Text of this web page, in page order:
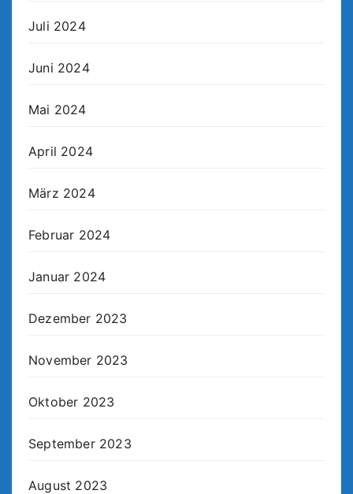
Juli 2024
Juni 2024
Mai 2024
April 2024
März 2024
Februar 2024
Januar 2024
Dezember 2023
November 2023
Oktober 2023
September 2023
August 2023